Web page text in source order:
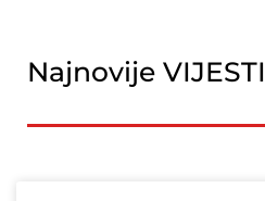
Najnovije VIJESTI